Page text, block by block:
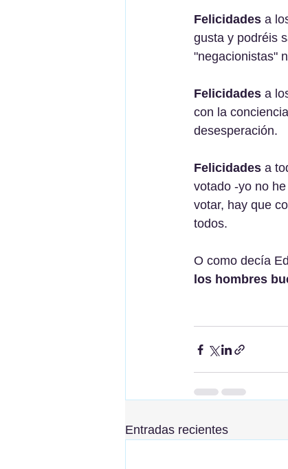
Felicidades a
gusta y podréis
"negacionistas"
Felicidades a
con la
desesperación.
Felicidades a
votado -yo no
votar, hay que
todos.
O como decía
los hombres
Entradas recientes